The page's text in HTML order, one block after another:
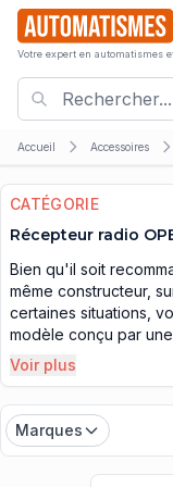
Votre expert en automatismes
Accueil Accessoires
CATÉGORIE
Récepteur radio
Bien qu'il soit
même constructeur,
certaines situations,
modèle conçu par
ne soit plus fabriqué,
compatible. C'est le
marque italienne
d'installation de cette
Voir plus
Marques